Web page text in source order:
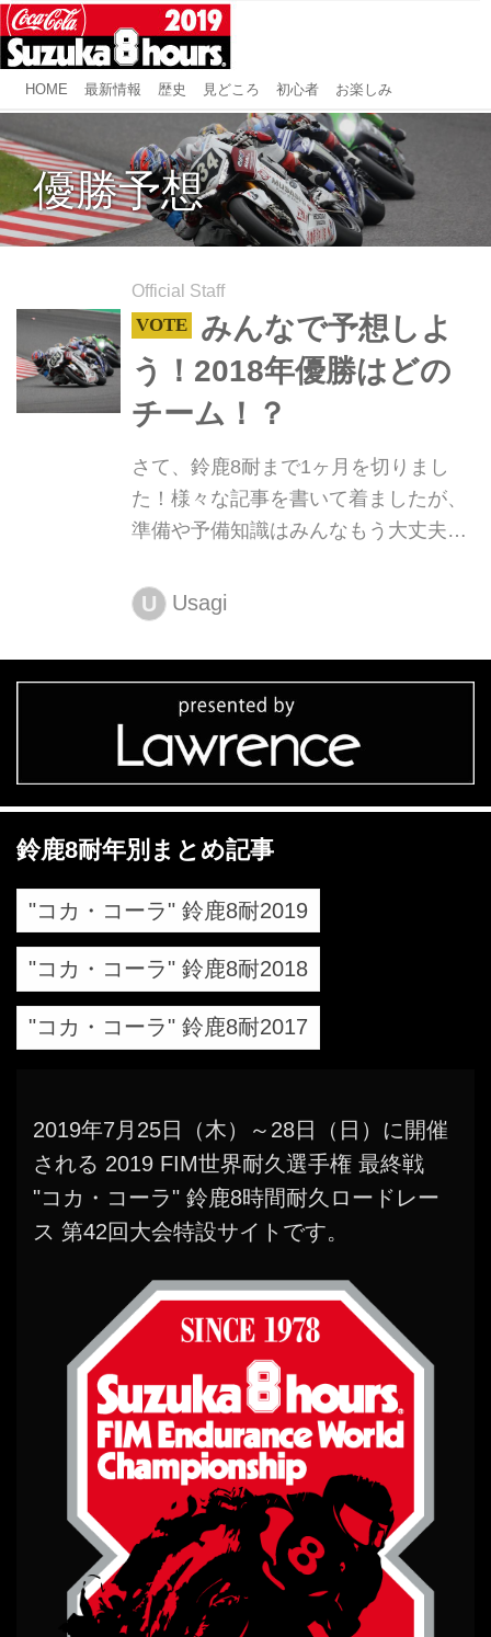
HOME 最新情報 歴史 見どころ 初心者 お楽しみ
優勝予想
Official Staff
みんなで予想しよ
う！2018年優勝はどの
チーム！？
さて、鈴鹿8耐まで1ヶ月を切りまし
た！様々な記事を書いて着ましたが、
準備や予備知識はみんなもう大丈夫で
2018年鈴鹿8耐の優勝候補予想で開催
まで盛り上がりましょう！
U Usagi
鈴鹿8耐年別まとめ記事
"コカ・コーラ" 鈴鹿8耐2019
"コカ・コーラ" 鈴鹿8耐2018
"コカ・コーラ" 鈴鹿8耐2017
2019年7月25日（木）～28日（日）に開催
される 2019 FIM世界耐久選手権 最終戦
"コカ・コーラ" 鈴鹿8時間耐久ロードレー
ス 第42回大会特設サイトです。